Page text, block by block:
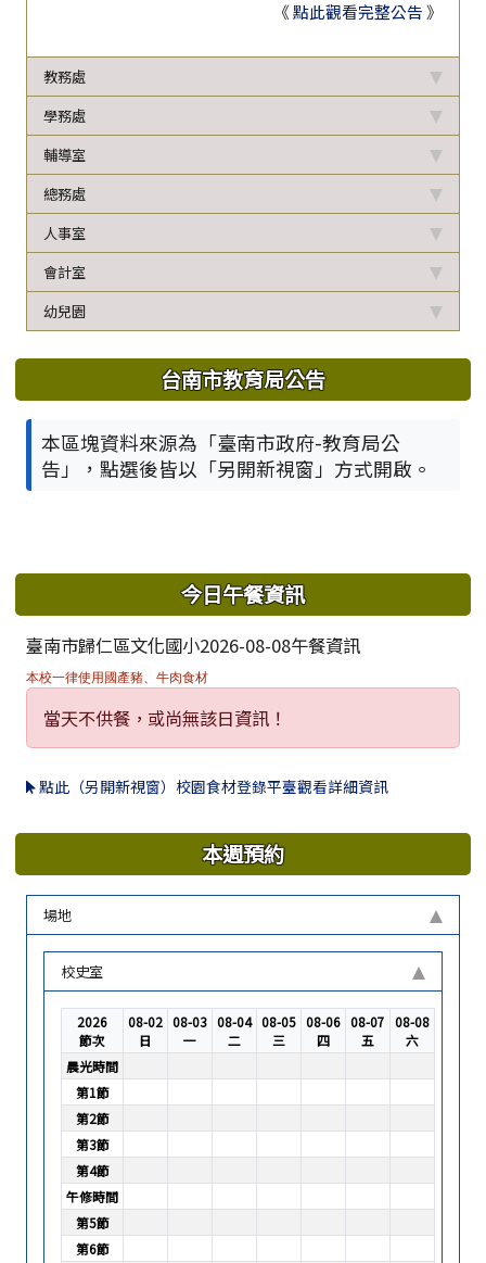
《點此觀看完整公告》
教務處
學務處
輔導室
總務處
人事室
會計室
幼兒園
台南市教育局公告
本區塊資料來源為「臺南市政府-教育局公
告」，點選後皆以「另開新視窗」方式開啟。
下中區域內容
今日午餐資訊
臺南市歸仁區文化國小2026-08-08午餐資訊
本校一律使用國產豬、牛肉食材
當天不供餐，或尚無該日資訊！
點此（另開新視窗）校園食材登錄平臺觀看詳細資訊
本週預約
場地
校史室
2026
節次
08-02
日
08-03
一
08-04
二
08-05
三
08-06
四
08-07
五
08-08
六
晨光時間
第1節
第2節
第3節
第4節
午修時間
第5節
第6節